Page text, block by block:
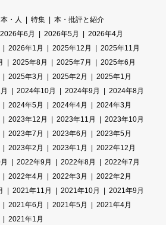
・人 特集
本・批評と紹介
2026年6月 2026年5月
2026年4月
2026年1月 2025年12月
2025年11月
2025年8月 2025年7月
2025年6月
2025年3月 2025年2月
2025年1月
2024年10月 2024年9月
2024年8月
2024年5月 2024年4月
2024年3月
2023年12月 2023年11月
2023年10月
2023年7月 2023年6月
2023年5月
2023年2月 2023年1月
2022年12月
2022年9月 2022年8月
2022年7月
2022年4月 2022年3月
2022年2月
2021年11月 2021年10月
2021年9月
2021年6月 2021年5月
2021年4月
2021年1月